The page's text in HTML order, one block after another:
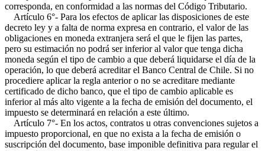
corresponda, en conformidad a las normas del Código Tributario.
Artículo 6°- Para los efectos de aplicar las disposiciones de este
decreto ley y a falta de norma expresa en contrario, el valor de las
obligaciones en moneda extranjera será el que le fijen las partes,
pero su estimación no podrá ser inferior al valor que tenga dicha
moneda según el tipo de cambio a que deberá liquidarse el día de la
operación, lo que deberá acreditar el Banco Central de Chile. Si no
procediere aplicar la regla anterior o no se acreditare mediante
certificado de dicho banco, que el tipo de cambio aplicable es
inferior al más alto vigente a la fecha de emisión del documento, el
impuesto se determinará en relación a este último.
Artículo 7°- En los actos, contratos u otras convenciones sujetos a
impuesto proporcional, en que no exista a la fecha de emisión o
suscripción del documento, base imponible definitiva para regular el